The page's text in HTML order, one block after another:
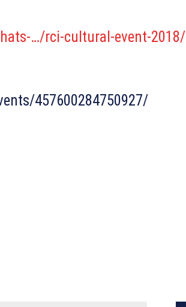
…/rci-cultural-event-2018/
457600284750927/